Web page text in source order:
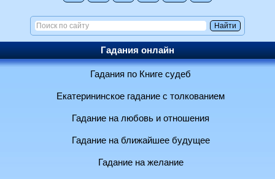
Гадания онлайн
Гадания по Книге судеб
Екатерининское гадание с толкованием
Гадание на любовь и отношения
Гадание на ближайшее будущее
Гадание на желание